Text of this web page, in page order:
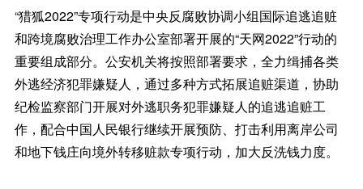
“猎狐2022”专项行动是中央反腐败协调小组国际追逃追赃
和跨境腐败治理工作办公室部署开展的“天网2022”行动的
重要组成部分。公安机关将按照部署要求，全力缉捕各类
外逃经济犯罪嫌疑人，通过多种方式拓展追赃渠道，协助
纪检监察部门开展对外逃职务犯罪嫌疑人的追逃追赃工
作，配合中国人民银行继续开展预防、打击利用离岸公司
和地下钱庄向境外转移赃款专项行动，加大反洗钱力度。